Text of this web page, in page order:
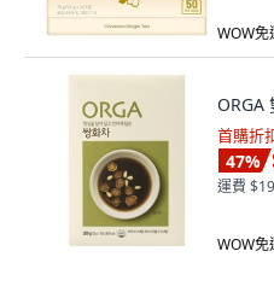
WOW免
ORGA
首購折
47%
運費
WOW免